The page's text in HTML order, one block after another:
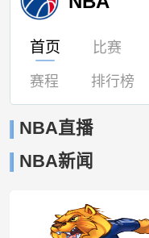
首页 比赛
赛程 排行榜
NBA直播
NBA新闻